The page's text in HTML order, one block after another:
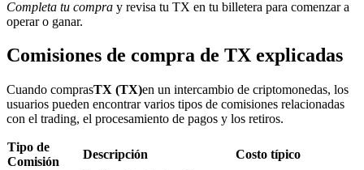
Bloqueos BTR
Inversiones exclusivas para titulares de BTR
Completa tu compra y revisa tu TX en tu billetera para comenzar a
operar o ganar.
Comisiones de compra de TX explicadas
Cuando comprasTX (TX)en un intercambio de criptomonedas, los
usuarios pueden encontrar varios tipos de comisiones relacionadas
con el trading, el procesamiento de pagos y los retiros.
Tipo de
Comisión
Descripción Costo típico